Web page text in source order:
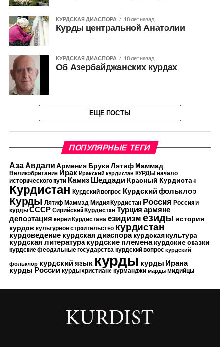
КУРДСКАЯ ДИАСПОРА 18 лет назад
Курды центральной Анатолии
КУРДСКАЯ ДИАСПОРА 18 лет назад
Об Азербайджанских курдах
ЕЩЕ ПОСТЫ
ПОПУЛЯРНЫЕ ТЕГИ
Аза Авдали Армения Бруки Лятиф Маммад
Великобритания Ирак Иракский курдистан КУРДЫ начало
исторического пути Камиз Шеддади Красный Курдистан
Курдистан Курдский вопрос Курдский фольклор
Курды Лятиф Маммад Мидия Курдистан Россия Россия и
курды СССР Сирийский Курдистан Турция армяне
депортация евреи Курдистана езидизмезиды история
курдов культурное строительство курдистан
курдоведение курдская диаспора курдская культура
курдская литература курдские племена курдские сказки
курдские феодальные государства курдский вопрос курдский
фольклор курдский язык курды курды Ирана
курды России курды христиане курманджи марды мидийцы